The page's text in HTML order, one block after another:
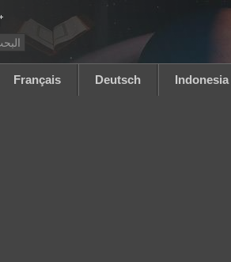
Français Deutsch Indonesia